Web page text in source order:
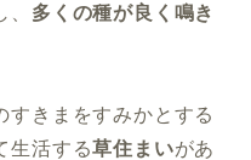
多くの種が良く鳴き
すきまをすみかとする
生活する草住まいがあ